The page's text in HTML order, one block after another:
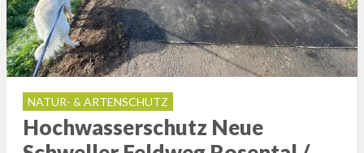
NATUR- & ARTENSCHUTZ
Hochwasserschutz Neue